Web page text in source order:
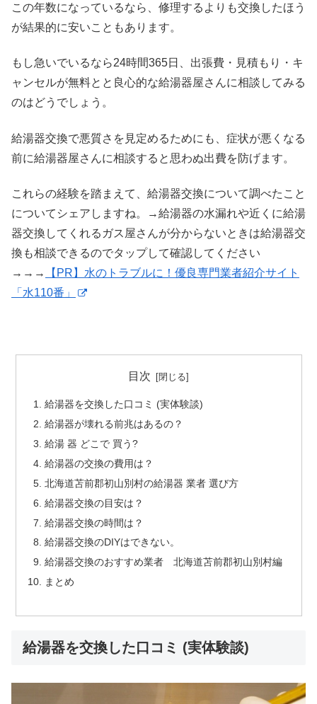
この年数になっているなら、修理するよりも交換したほう
が結果的に安いこともあります。
もし急いでいるなら24時間365日、出張費・見積もり・キ
ャンセルが無料とと良心的な給湯器屋さんに相談してみる
のはどうでしょう。
給湯器交換で悪質さを見定めるためにも、症状が悪くなる
前に給湯器屋さんに相談すると思わぬ出費を防げます。
これらの経験を踏まえて、給湯器交換について調べたこと
についてシェアしますね。→給湯器の水漏れや近くに給湯
器交換してくれるガス屋さんが分からないときは給湯器交
換も相談できるのでタップして確認してください
→→→
【PR】水のトラブルに！優良専門業者紹介サイト
「水110番」
目次
給湯器を交換した口コミ (実体験談)
給湯器が壊れる前兆はあるの？
給湯 器 どこで 買う?
給湯器の交換の費用は？
北海道苫前郡初山別村の給湯器 業者 選び方
給湯器交換の目安は？
給湯器交換の時間は？
給湯器交換のDIYはできない。
給湯器交換のおすすめ業者 北海道苫前郡初山別村編
まとめ
給湯器を交換した口コミ (実体験談)